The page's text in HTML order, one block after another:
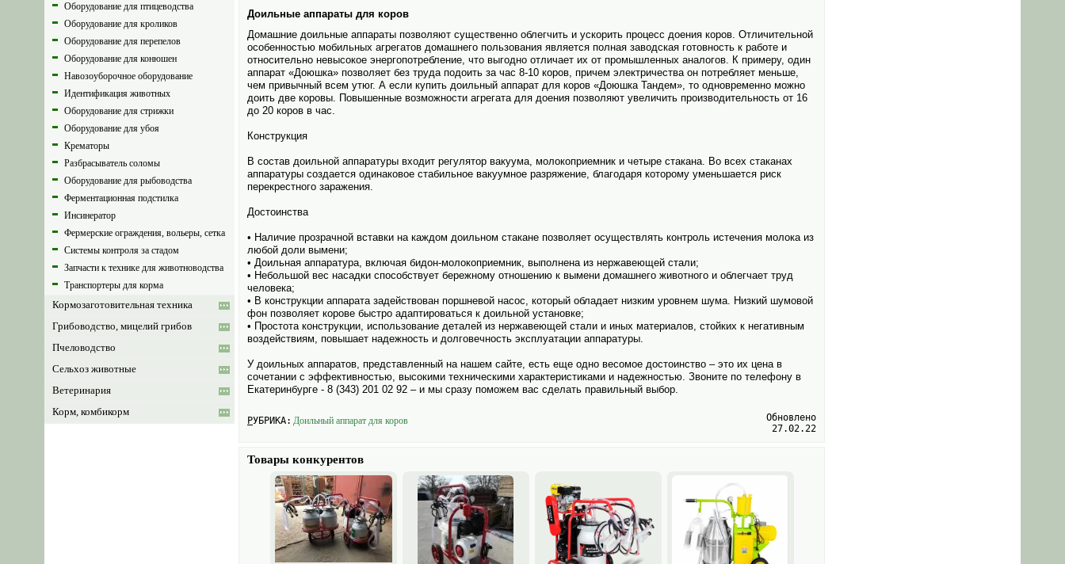
Оборудование для птицеводства
Оборудование для кроликов
Оборудование для перепелов
Оборудование для конюшен
Навозоуборочное оборудование
Идентификация животных
Оборудование для стрижки
Оборудование для убоя
Крематоры
Разбрасыватель соломы
Оборудование для рыбоводства
Ферментационная подстилка
Инсинератор
Фермерские ограждения, вольеры, сетка
Системы контроля за стадом
Запчасти к технике для животноводства
Транспортеры для корма
Кормозаготовительная техника
Грибоводство, мицелий грибов
Пчеловодство
Сельхоз животные
Ветеринария
Корм, комбикорм
Доильные аппараты для коров
Домашние доильные аппараты позволяют существенно облегчить и ускорить процесс доения коров. Отличительной
особенностью мобильных агрегатов домашнего пользования является полная заводская готовность к работе и
относительно невысокое энергопотребление, что выгодно отличает их от промышленных аналогов. К примеру, один
аппарат «Доюшка» позволяет без труда подоить за час 8-10 коров, причем электричества он потребляет меньше,
чем привычный всем утюг. А если купить доильный аппарат для коров «Доюшка Тандем», то одновременно можно
доить две коровы. Повышенные возможности агрегата для доения позволяют увеличить производительность от 16
до 20 коров в час.
Конструкция
В состав доильной аппаратуры входит регулятор вакуума, молокоприемник и четыре стакана. Во всех стаканах
аппаратуры создается одинаковое стабильное вакуумное разряжение, благодаря которому уменьшается риск
перекрестного заражения.
Достоинства
• Наличие прозрачной вставки на каждом доильном стакане позволяет осуществлять контроль истечения молока из
любой доли вымени;
• Доильная аппаратура, включая бидон-молокоприемник, выполнена из нержавеющей стали;
• Небольшой вес насадки способствует бережному отношению к вымени домашнего животного и облегчает труд
человека;
• В конструкции аппарата задействован поршневой насос, который обладает низким уровнем шума. Низкий шумовой
фон позволяет корове быстро адаптироваться к доильной установке;
• Простота конструкции, исполь­зование деталей из нержавеющей стали и иных материалов, стойких к негативным
воздействиям, повышает надежность и долговечность эксплуатации аппаратуры.
У доильных аппаратов, представленный на нашем сайте, есть еще одно весомое достоинство – это их цена в
сочетании с эффективностью, высокими техническими характеристиками и надежностью. Звоните по телефону в
Екатеринбурге - 8 (343) 201 02 92 – и мы сразу поможем вас сделать правильный выбор.
РУБРИКА: Доильный аппарат для коров
Обновлено
27.02.22
Товары конкурентов